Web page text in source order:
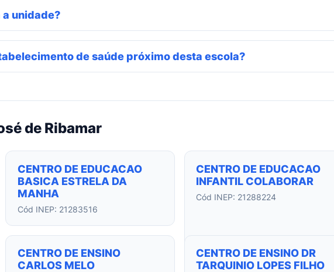
unidade?
de saúde próximo desta escola?
de Ribamar
CENTRO DE EDUCACAO
BASICA ESTRELA DA
MANHA
Cód INEP: 21283516
CENTRO DE EDUCACAO
INFANTIL COLABORAR
Cód INEP: 21288224
CENTRO DE ENSINO
CARLOS MELO
CENTRO DE ENSINO DR
TARQUINIO LOPES FILHO